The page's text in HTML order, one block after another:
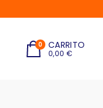
0 CARRITO
0,00 €